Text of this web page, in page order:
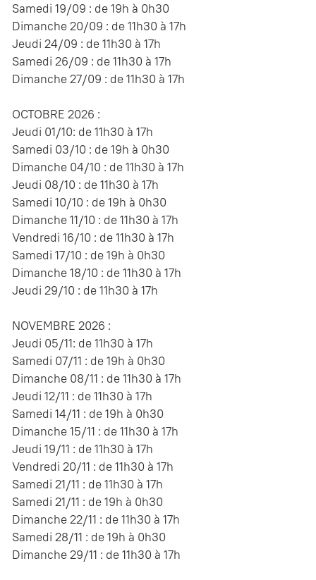
Samedi 19/09 : de 19h à 0h30
Dimanche 20/09 : de 11h30 à 17h
Jeudi 24/09 : de 11h30 à 17h
Samedi 26/09 : de 11h30 à 17h
Dimanche 27/09 : de 11h30 à 17h
OCTOBRE 2026 :
Jeudi 01/10: de 11h30 à 17h
Samedi 03/10 : de 19h à 0h30
Dimanche 04/10 : de 11h30 à 17h
Jeudi 08/10 : de 11h30 à 17h
Samedi 10/10 : de 19h à 0h30
Dimanche 11/10 : de 11h30 à 17h
Vendredi 16/10 : de 11h30 à 17h
Samedi 17/10 : de 19h à 0h30
Dimanche 18/10 : de 11h30 à 17h
Jeudi 29/10 : de 11h30 à 17h
NOVEMBRE 2026 :
Jeudi 05/11: de 11h30 à 17h
Samedi 07/11 : de 19h à 0h30
Dimanche 08/11 : de 11h30 à 17h
Jeudi 12/11 : de 11h30 à 17h
Samedi 14/11 : de 19h à 0h30
Dimanche 15/11 : de 11h30 à 17h
Jeudi 19/11 : de 11h30 à 17h
Vendredi 20/11 : de 11h30 à 17h
Samedi 21/11 : de 11h30 à 17h
Samedi 21/11 : de 19h à 0h30
Dimanche 22/11 : de 11h30 à 17h
Samedi 28/11 : de 19h à 0h30
Dimanche 29/11 : de 11h30 à 17h